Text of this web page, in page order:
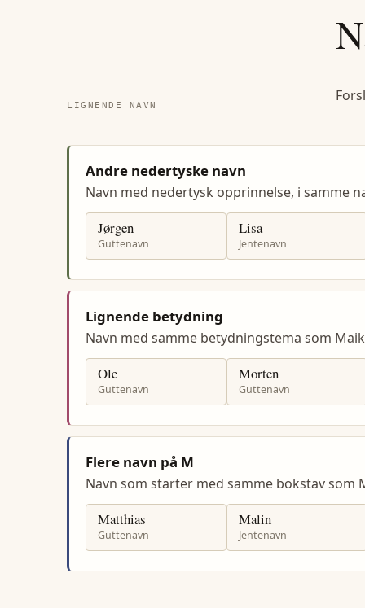
LIGNENDE NAVN
Andre nedertyske navn
Navn med nedertysk opprinnelse, i samme
Jørgen
Guttenavn
Lisa
Jentenavn
Lignende betydning
Navn med samme betydningstema som
Ole
Guttenavn
Morten
Guttenavn
Flere navn på M
Navn som starter med samme bokstav som
Matthias
Guttenavn
Malin
Jentenavn